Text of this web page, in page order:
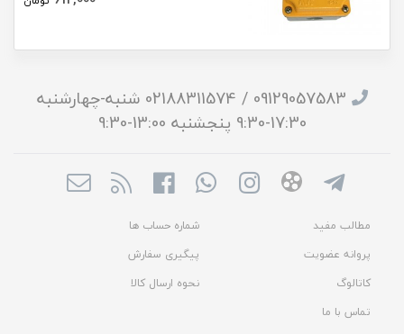
09129057583 / 02188311574 شنبه-چهارشنبه
17:30-9:30 پنجشنبه 13:00-9:30
مطالب مفید
شماره حساب ها
پروانه عضویت
پیگیری سفارش
کاتالوگ
نحوه ارسال کالا
تماس با ما